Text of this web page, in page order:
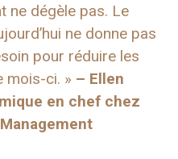
ne dégèle pas. Le
ne donne pas
pour réduire les
mois-ci. » – Ellen
en chef chez